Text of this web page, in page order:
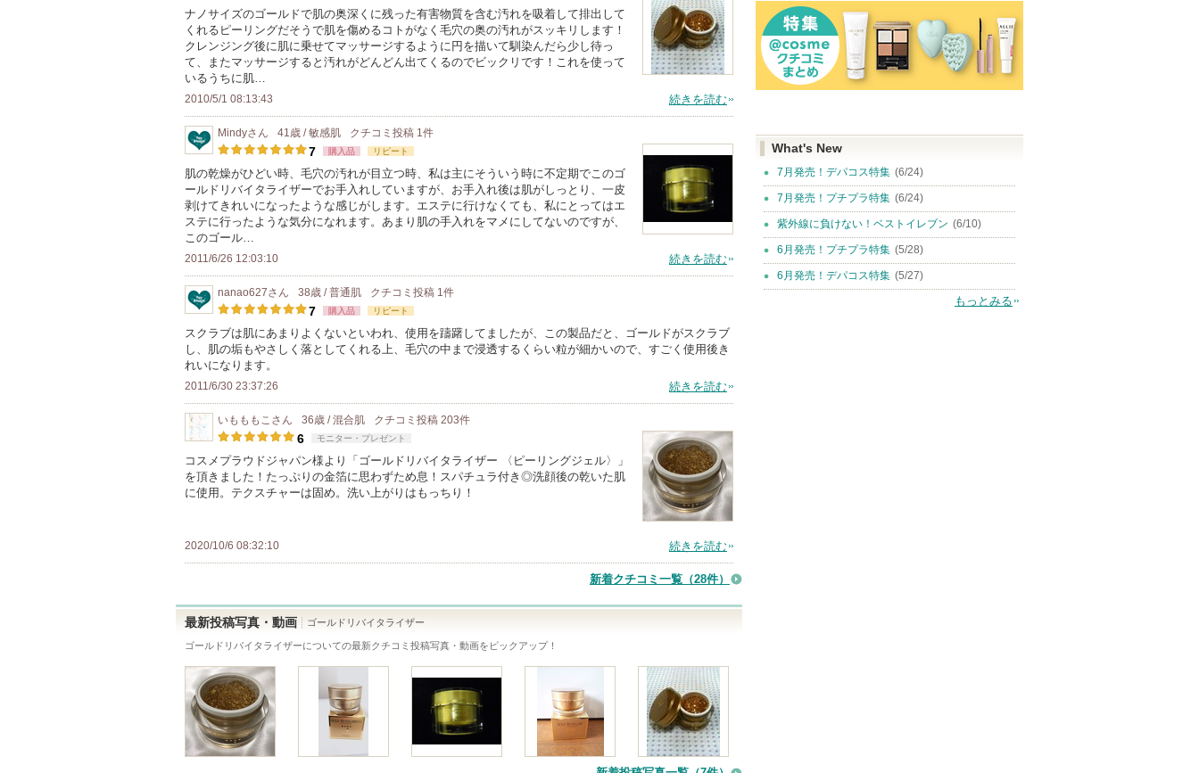
ナノサイズのゴールドで肌の奥深くに残った有害物質を含む汚れを吸着して排出して
くれるピーリングだそうで肌を傷めるコトがなく毛穴の奥の汚れがスッキリします！
クレンジング後に肌に乗せてマッサージするように円を描いて馴染んだら少し待っ
て、またマッサージすると汚れがどんどん出てくるのでビックリです！これを使って
いるうちに肌…
2010/5/1 08:13:43 続きを読む
Mindyさん 41歳 / 敏感肌 クチコミ投稿 1件
7 購入品 リピート
肌の乾燥がひどい時、毛穴の汚れが目立つ時、私は主にそういう時に不定期でこのゴ
ールドリバイタライザーでお手入れしていますが、お手入れ後は肌がしっとり、一皮
剥けてきれいになったような感じがします。エステに行けなくても、私にとってはエ
ステに行ったような気分になれます。あまり肌の手入れをマメにしてないのですが、
このゴール…
2011/6/26 12:03:10 続きを読む
nanao627さん 38歳 / 普通肌 クチコミ投稿 1件
7 購入品 リピート
スクラブは肌にあまりよくないといわれ、使用を躊躇してましたが、この製品だと、ゴールドがスクラブ
し、肌の垢もやさしく落としてくれる上、毛穴の中まで浸透するくらい粒が細かいので、すごく使用後き
れいになります。
2011/6/30 23:37:26 続きを読む
いもももこ さん 36歳 / 混合肌 クチコミ投稿 203件
6 モニター・プレゼント
コスメプラウドジャパン様より「ゴールドリバイタライザー 〈ピーリングジェル〉」
を頂きました！たっぷりの金箔に思わずため息！スパチュラ付き◎洗顔後の乾いた肌
に使用。テクスチャーは固め。洗い上がりはもっちり！
2020/10/6 08:32:10 続きを読む
新着クチコミ一覧 （28件）
最新投稿写真・動画 ゴールドリバイタライザー
ゴールドリバイタライザーについての最新クチコミ投稿写真・動画をピックアップ！
What's New
7月発売！デパコス特集 (6/24)
7月発売！プチプラ特集 (6/24)
紫外線に負けない！ベストイレブン (6/10)
6月発売！プチプラ特集 (5/28)
6月発売！デパコス特集 (5/27)
もっとみる